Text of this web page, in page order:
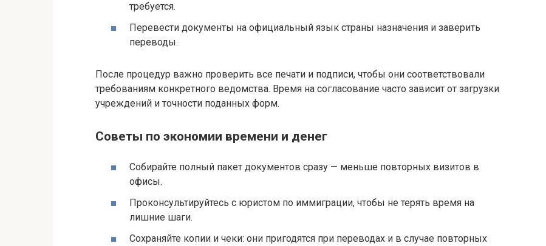
требуется.
Перевести документы на официальный язык страны назначения и заверить
переводы.
После процедур важно проверить все печати и подписи, чтобы они соответствовали
требованиям конкретного ведомства. Время на согласование часто зависит от загрузки
учреждений и точности поданных форм.
Советы по экономии времени и денег
Собирайте полный пакет документов сразу — меньше повторных визитов в
офисы.
Проконсультируйтесь с юристом по иммиграции, чтобы не терять время на
лишние шаги.
Сохраняйте копии и чеки: они пригодятся при переводах и в случае повторных